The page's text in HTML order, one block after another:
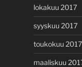
lokakuu 2017
syyskuu 2017
toukokuu 2017
maaliskuu